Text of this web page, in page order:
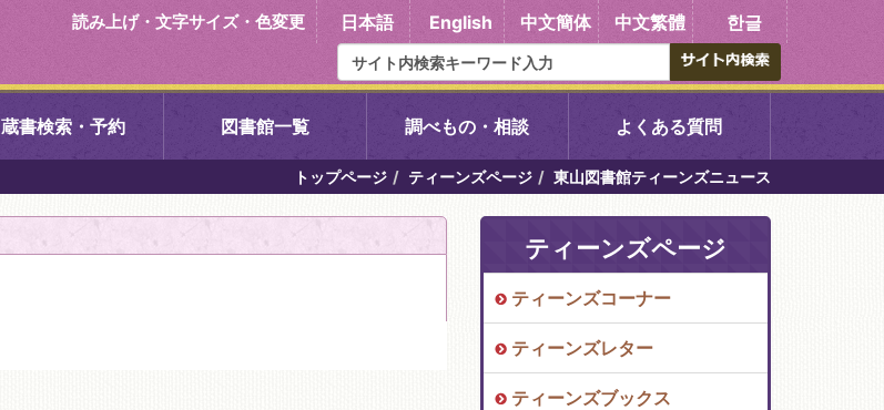
読み上げ・文字サイズ・色変更 日本語 English 中文簡体 中文繁體 한글
蔵書検索・予約 図書館一覧
右京中央図書館 伏見中央図書館 醍醐中央図書館
左京図書館 岩倉図書館 東山図書館
吉祥院図書館
向島図書館
調べもの・相談 よくある質問
トップページ ティーンズページ 東山図書館ティーンズニュース
ティーンズページ
ティーンズコーナー
ティーンズレター
ティーンズブックス